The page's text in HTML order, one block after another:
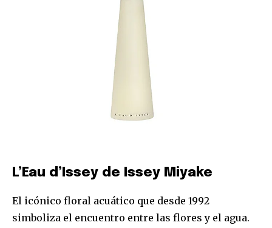
L’Eau d’Issey de Issey Miyake
El icónico floral acuático que desde 1992
simboliza el encuentro entre las flores y el agua.